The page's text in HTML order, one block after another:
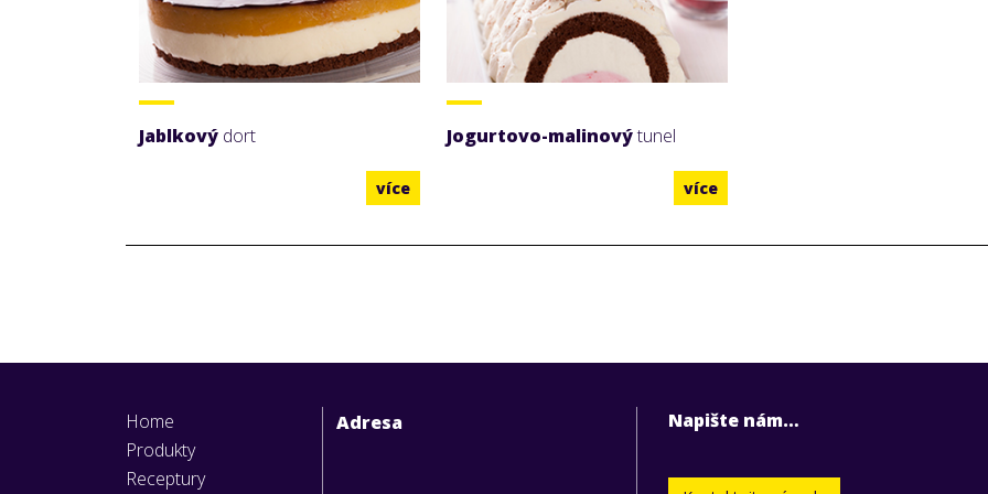
Jablkový dort
více
Jogurtovo-malinovýtunel
více
Home
Produkty
Receptury
Adresa Napište nám…